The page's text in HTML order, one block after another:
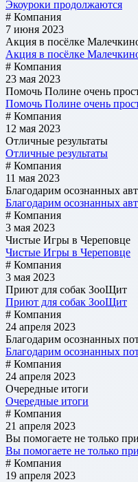
Экоуроки продолжаются
# Компания
7 июня 2023
Акция в посёлке
Акция в посёлке
# Компания
23 мая 2023
Помочь Полине очень
Помочь Полине очень
# Компания
12 мая 2023
Отличные результаты
Отличные результаты
# Компания
11 мая 2023
Благодарим осознанных
Благодарим осознанных
# Компания
3 мая 2023
Чистые Игры в Череповце
Чистые Игры в Череповце
# Компания
3 мая 2023
Приют для собак ЗооЩит
Приют для собак ЗооЩит
# Компания
24 апреля 2023
Благодарим осознанных
Благодарим осознанных
# Компания
24 апреля 2023
Очередные итоги
Очередные итоги
# Компания
21 апреля 2023
Вы помогаете не только
Вы помогаете не только
# Компания
19 апреля 2023